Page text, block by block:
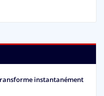
instantanément